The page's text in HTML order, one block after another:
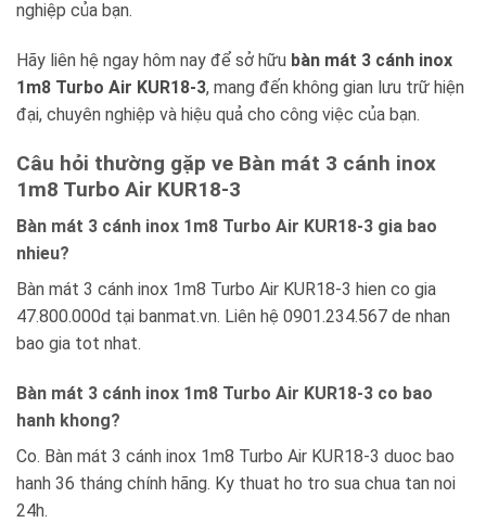
nghiệp của bạn.
Hãy liên hệ ngay hôm nay để sở hữu bàn mát 3 cánh inox
1m8 Turbo Air KUR18-3, mang đến không gian lưu trữ hiện
đại, chuyên nghiệp và hiệu quả cho công việc của bạn.
Câu hỏi thường gặp ve Bàn mát 3 cánh inox
1m8 Turbo Air KUR18-3
Bàn mát 3 cánh inox 1m8 Turbo Air KUR18-3 gia bao
nhieu?
Bàn mát 3 cánh inox 1m8 Turbo Air KUR18-3 hien co gia
47.800.000d tại banmat.vn. Liên hệ 0901.234.567 de nhan
bao gia tot nhat.
Bàn mát 3 cánh inox 1m8 Turbo Air KUR18-3 co bao
hanh khong?
Co. Bàn mát 3 cánh inox 1m8 Turbo Air KUR18-3 duoc bao
hanh 36 tháng chính hãng. Ky thuat ho tro sua chua tan noi
24h.